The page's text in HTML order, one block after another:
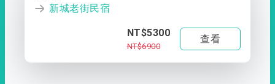
新城老街民宿
NT$5300
NT$6900
查看